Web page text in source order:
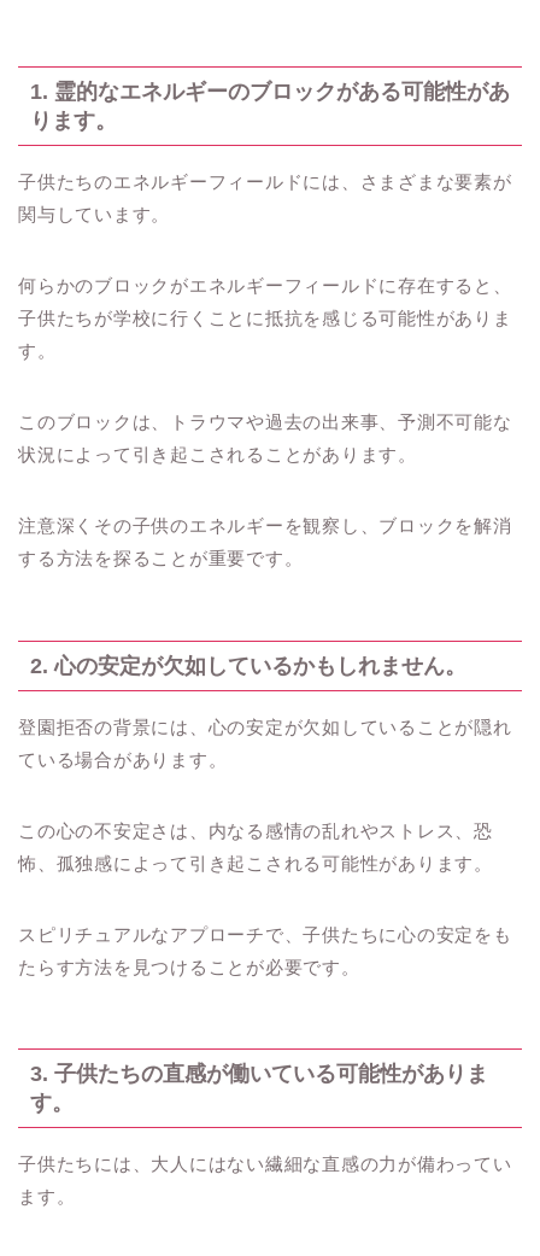
1. 霊的なエネルギーのブロックがある可能性があ
ります。
子供たちのエネルギーフィールドには、さまざまな要素が
関与しています。
何らかのブロックがエネルギーフィールドに存在すると、
子供たちが学校に行くことに抵抗を感じる可能性がありま
す。
このブロックは、トラウマや過去の出来事、予測不可能な
状況によって引き起こされることがあります。
注意深くその子供のエネルギーを観察し、ブロックを解消
する方法を探ることが重要です。
2. 心の安定が欠如しているかもしれません。
登園拒否の背景には、心の安定が欠如していることが隠れ
ている場合があります。
この心の不安定さは、内なる感情の乱れやストレス、恐
怖、孤独感によって引き起こされる可能性があります。
スピリチュアルなアプローチで、子供たちに心の安定をも
たらす方法を見つけることが必要です。
3. 子供たちの直感が働いている可能性がありま
す。
子供たちには、大人にはない繊細な直感の力が備わってい
ます。